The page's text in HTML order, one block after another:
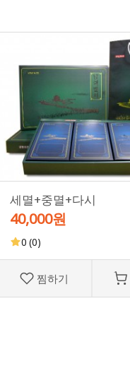
세멸+중멸+다시
40,000원
0 (0)
찜하기